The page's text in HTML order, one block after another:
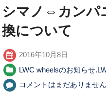
シマノ⇔カンパ
換について
2016年10月8日
LWC wheelsのお知らせ,
コメントはまだありません